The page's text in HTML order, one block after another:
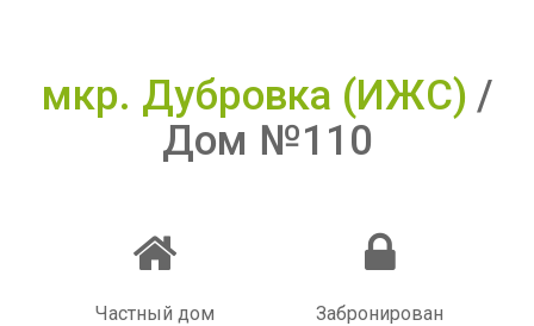
мкр. Дубровка (ИЖС)
Дом №110
Частный дом Забронирован